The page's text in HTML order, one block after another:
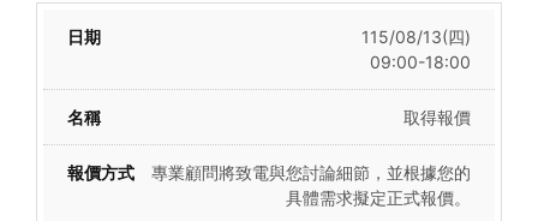
115/08/13(四)
09:00-18:00
取得報價
專業顧問將致電與您討論細節，並根據您的
具體需求擬定正式報價。